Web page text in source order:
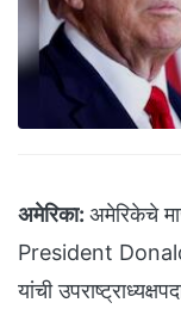
अमेरिका: अमेरिकेचे
President
यांची